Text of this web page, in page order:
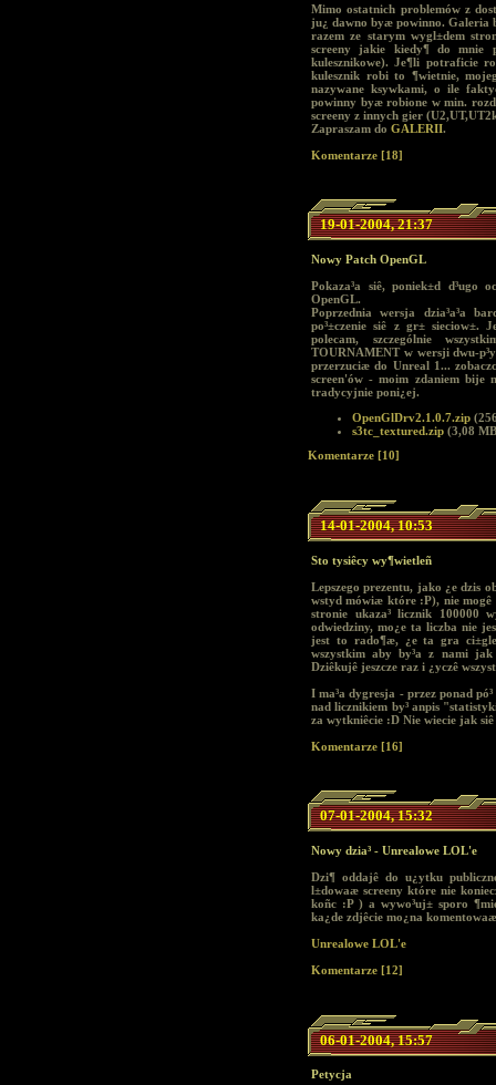
Mimo ostatnich problemów z
ju¿ dawno byæ powinno. Galeria
razem ze starym wygl±dem
screeny jakie kiedy¶ do mnie
kulesznikowe). Je¶li potraficie
kulesznik robi to ¶wietnie,
nazywane ksywkami, o ile
powinny byæ robione w min.
screeny z innych gier
Zapraszam do GALERII.
Komentarze [18]
19-01-2004, 21:37
Nowy Patch OpenGL
Pokaza³a siê, poniek±d d³ugo
OpenGL.
Poprzednia wersja dzia³a³a
po³±czenie siê z gr± sieciow±.
polecam, szczególnie
TOURNAMENT w wersji dwu-
przerzuciæ do Unreal 1...
screen'ów - moim zdaniem bije
tradycyjnie poni¿ej.
OpenGlDrv2.1.0.7.zip
s3tc_textured.zip (3,08
Komentarze [10]
14-01-2004, 10:53
Sto tysiêcy wy¶wietleñ
Lepszego prezentu, jako ¿e dzis
wstyd mówiæ które :P), nie mogê
stronie ukaza³ licznik 100000
odwiedziny, mo¿e ta liczba nie
jest to rado¶æ, ¿e ta gra
wszystkim aby by³a z nami
Dziêkujê jeszcze raz i ¿yczê
I ma³a dygresja - przez ponad
nad licznikiem by³ anpis
za wytkniêcie :D Nie wiecie jak
Komentarze [16]
07-01-2004, 15:32
Nowy dzia³ - Unrealowe LOL'e
Dzi¶ oddajê do u¿ytku
l±dowaæ screeny które nie
koñc :P ) a wywo³uj± sporo
ka¿de zdjêcie mo¿na
Unrealowe LOL'e
Komentarze [12]
06-01-2004, 15:57
Petycja